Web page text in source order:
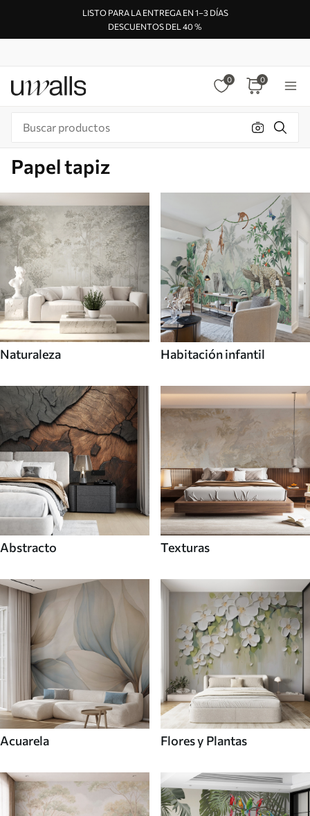
LISTO PARA LA ENTREGA EN 1–3 DÍAS
DESCUENTOS DEL 40 %
0 0
Papel tapiz
Naturaleza Habitación infantil
Abstracto Texturas
Acuarela Flores y Plantas